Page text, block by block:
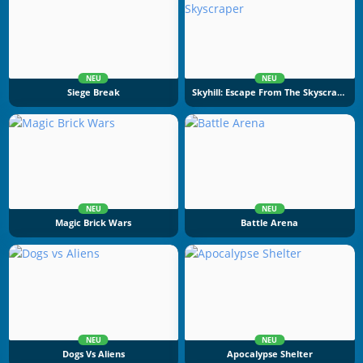
NEU
Siege Break
NEU
Skyhill: Escape From The Skyscraper
NEU
Magic Brick Wars
NEU
Battle Arena
NEU
Dogs Vs Aliens
NEU
Apocalypse Shelter